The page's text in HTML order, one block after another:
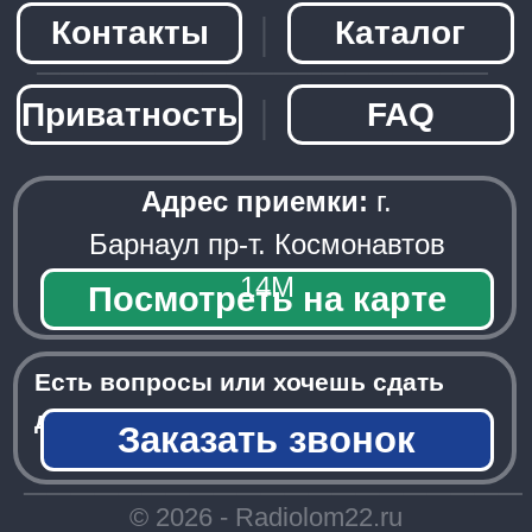
─────────────────────
© 2026 - Radiolom22.ru
Заказать звонок